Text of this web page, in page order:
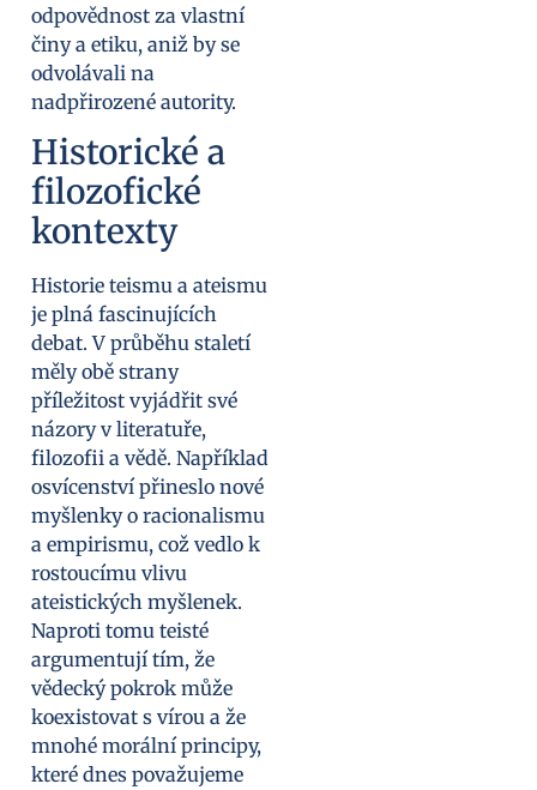
odpovědnost za vlastní
činy a etiku, aniž by se
odvolávali na
nadpřirozené autority.
Historické a
filozofické
kontexty
Historie teismu a ateismu
je plná fascinujících
debat. V průběhu staletí
měly obě strany
příležitost vyjádřit své
názory v literatuře,
filozofii a vědě. Například
osvícenství přineslo nové
myšlenky o racionalismu
a empirismu, což vedlo k
rostoucímu vlivu
ateistických myšlenek.
Naproti tomu teisté
argumentují tím, že
vědecký pokrok může
koexistovat s vírou a že
mnohé morální principy,
které dnes považujeme